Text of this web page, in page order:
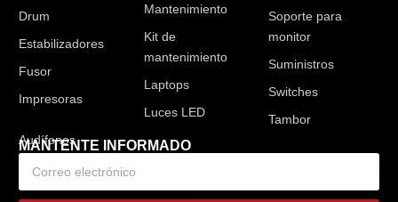
Drum
Estabilizadores
Fusor
Impresoras
Mantenimiento
Kit de
mantenimiento
Laptops
Luces LED
Soporte para
monitor
Suministros
Switches
Tambor
MANTENTE INFORMADO